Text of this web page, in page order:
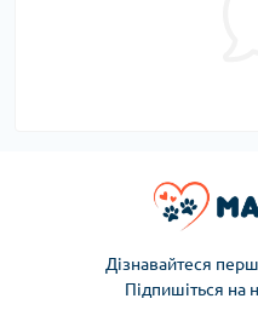
Дізнавайтеся
Підпишіться на